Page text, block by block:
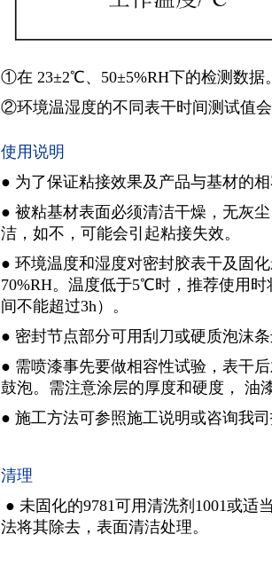
①在 23±2℃、50±5%RH下的检测数据。
②环境温湿度的不同表干时间测试值会
使用说明
● 为了保证粘接效果及产品与基材的
● 被粘基材表面必须清洁干燥，无灰
洁，如不，可能会引起粘接失效。
● 环境温度和湿度对密封胶表干及固
70%RH。温度低于5℃时，推荐使用
间不能超过3h）。
● 密封节点部分可用刮刀或硬质泡沫
● 需喷漆事先要做相容性试验，表干
鼓泡。需注意涂层的厚度和硬度， 油
● 施工方法可参照施工说明或咨询我司
清理
● 未固化的9781可用清洗剂1001或适
法将其除去，表面清洁处理。